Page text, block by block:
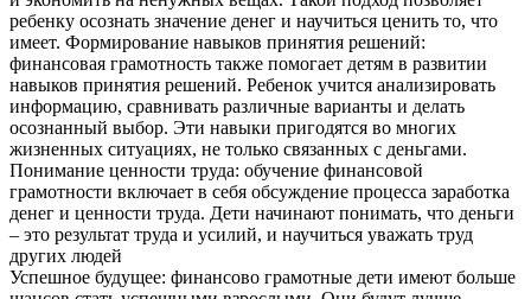
ребенку осознать значение денег и научиться ценить то, что
имеет. Формирование навыков принятия решений:
финансовая грамотность также помогает детям в развитии
навыков принятия решений. Ребенок учится анализировать
информацию, сравнивать различные варианты и делать
осознанный выбор. Эти навыки пригодятся во многих
жизненных ситуациях, не только связанных с деньгами.
Понимание ценности труда: обучение финансовой
грамотности включает в себя обсуждение процесса заработка
денег и ценности труда. Дети начинают понимать, что деньги
– это результат труда и усилий, и научиться уважать труд
других людей
Успешное будущее: финансово грамотные дети имеют больше